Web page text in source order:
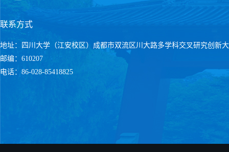
联系方式
地址：四川大学（江安校区）成都市双流区川大路多学科交叉研究创新
邮编：610207
电话：86-028-85418825